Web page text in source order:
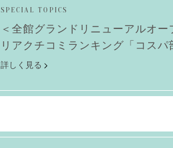
SPECIAL TOPICS
＜全館グランドリニューアルオー
リアクチコミランキング「コスパ
詳しく見る